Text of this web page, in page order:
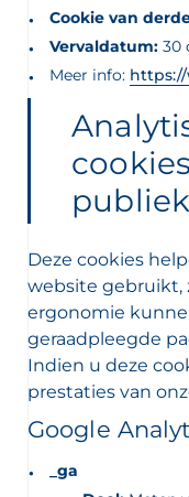
Cookie van
Vervaldatum: 30
Meer info:
Deze cookies
website gebruikt,
ergonomie
geraadpleegde
Indien u deze
prestaties van
Google
_ga